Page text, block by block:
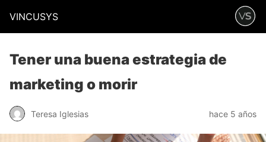
VINCUSYS
Tener una buena estrategia de
marketing o morir
Teresa Iglesias hace 5 años